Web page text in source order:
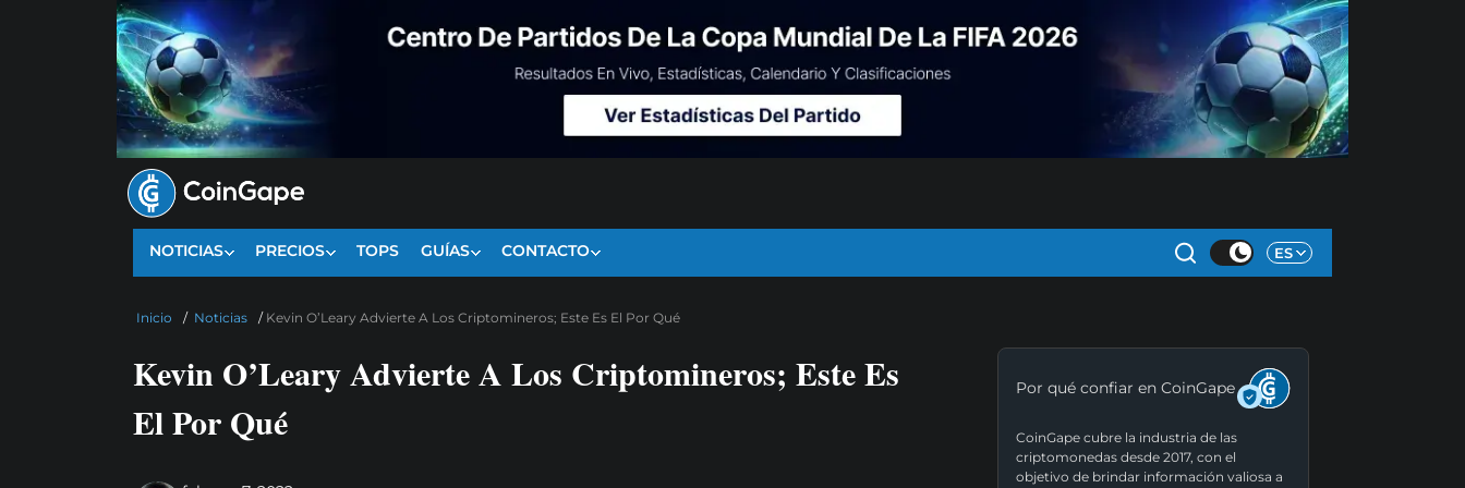
NOTICIAS PRECIOS TOPS GUÍAS CONTACTO ES
Inicio / Noticias / Kevin O’Leary Advierte A Los Criptomineros; Este Es El Por Qué
Kevin O’Leary Advierte A Los Criptomineros; Este Es
El Por Qué
Por qué confiar en CoinGape
CoinGape cubre la industria de las
criptomonedas desde 2017, con el
objetivo de brindar información valiosa a